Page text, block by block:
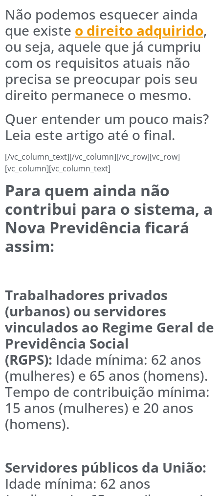
Não podemos esquecer ainda
que existe o direito adquirido,
ou seja, aquele que já cumpriu
com os requisitos atuais não
precisa se preocupar pois seu
direito permanece o mesmo.
Quer entender um pouco mais?
Leia este artigo até o final.
[/vc_column_text][/vc_column][/vc_row][vc_row]
[vc_column][vc_column_text]
Para quem ainda não
contribui para o sistema, a
Nova Previdência ficará
assim:
Trabalhadores privados
(urbanos) ou servidores
vinculados ao Regime Geral de
Previdência Social
(RGPS): Idade mínima: 62 anos
(mulheres) e 65 anos (homens).
Tempo de contribuição mínima:
15 anos (mulheres) e 20 anos
(homens).
Servidores públicos da União:
Idade mínima: 62 anos